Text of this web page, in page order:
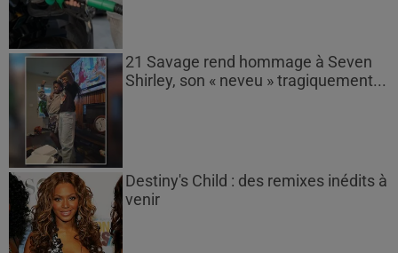
21 Savage rend hommage à Seven
Shirley, son « neveu » tragiquement...
Destiny's Child : des remixes inédits à
venir